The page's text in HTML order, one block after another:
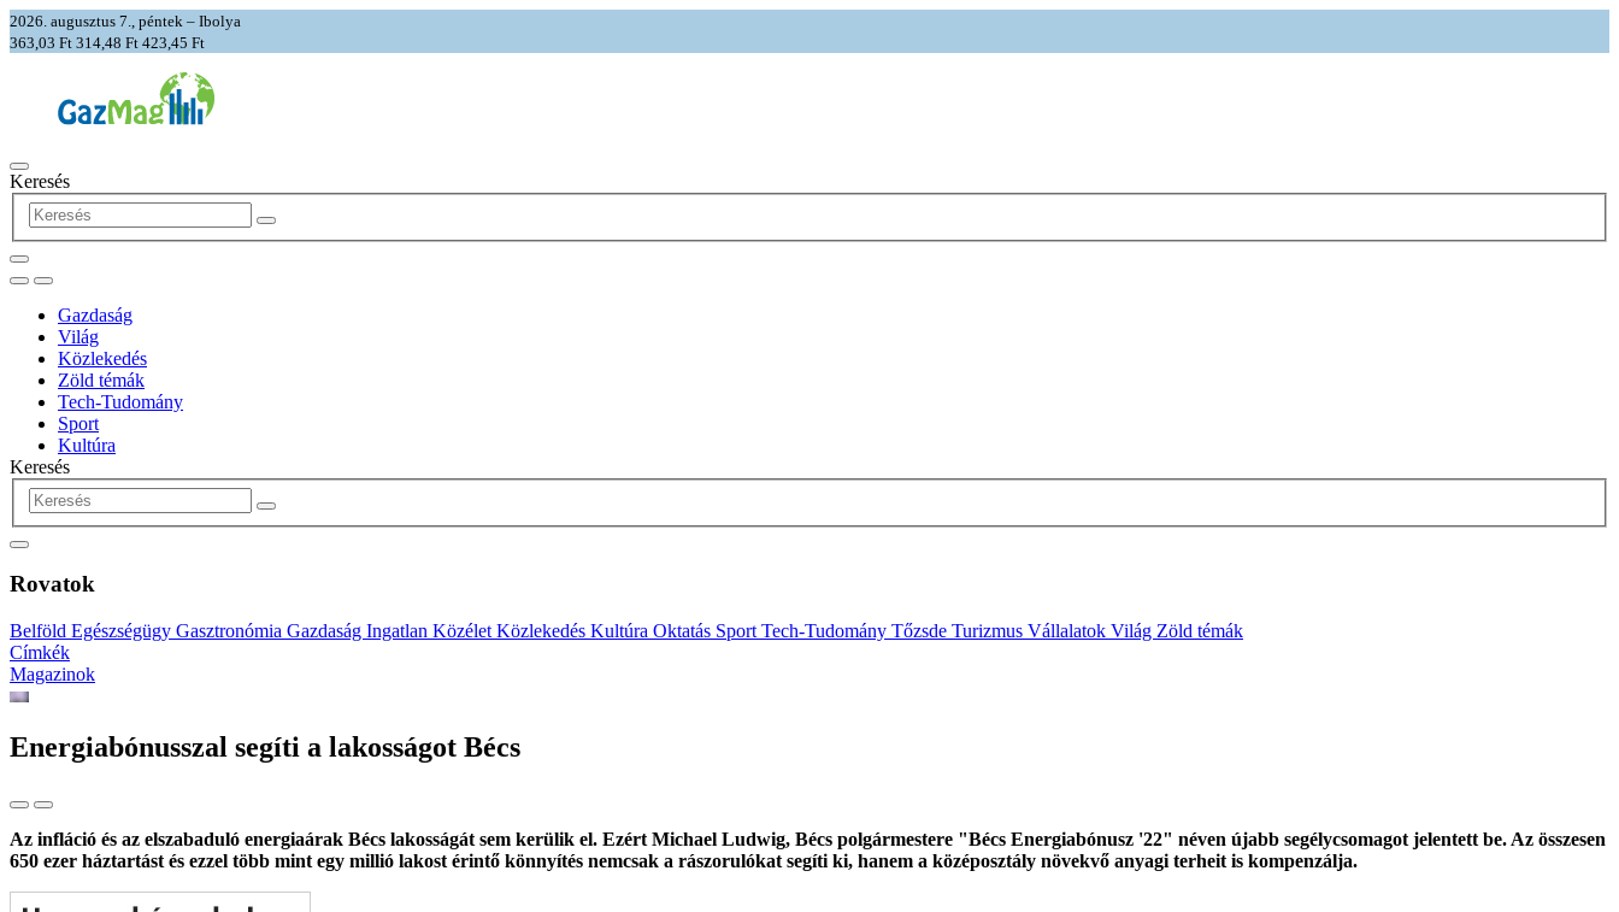
2026. augusztus 7., péntek – Ibolya
363,03 Ft 314,48 Ft 423,45 Ft
Keresés
Gazdaság
Világ
Közlekedés
Zöld témák
Tech-Tudomány
Sport
Kultúra
Keresés
Rovatok
Belföld Egészségügy Gasztronómia Gazdaság Ingatlan Közélet Közlekedés Kultúra Oktatás Sport Tech-Tudomány Tőzsde Turizmus Vállalatok Világ Zöld témák
Címkék
Magazinok
Energiabónusszal segíti a lakosságot Bécs
Az infláció és az elszabaduló energiaárak Bécs lakosságát sem kerülik el. Ezért Michael Ludwig, Bécs polgármestere "Bécs Energiabónusz '22" néven újabb segélycsomagot jelentett be. Az összesen
650 ezer háztartást és ezzel több mint egy millió lakost érintő könnyítés nemcsak a rászorulókat segíti ki, hanem a középosztály növekvő anyagi terheit is kompenzálja.